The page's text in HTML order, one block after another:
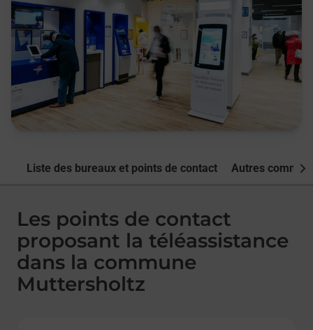
Liste des bureaux et points de contact Autres
Les points de contact
proposant la téléassistance
dans la commune
Muttersholtz